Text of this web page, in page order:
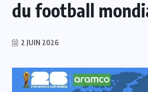
du football
2 JUIN 2026